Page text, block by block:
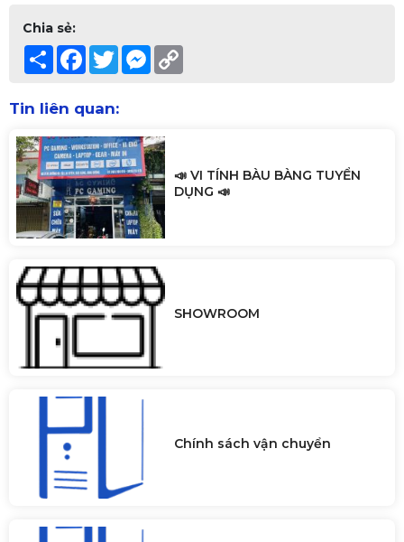
Chia sẻ:
Share Facebook
TwitterMessenger
Tin liên quan:
📣 VI TÍNH BÀU BÀNG TUYỂN
DỤNG 📣
SHOWROOM
Chính sách vận chuyển